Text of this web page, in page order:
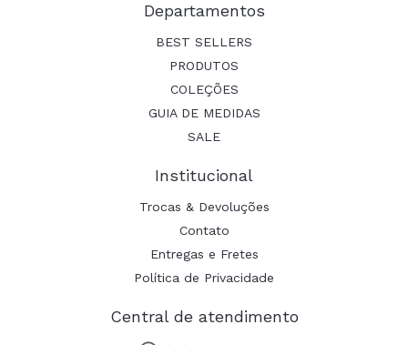
Departamentos
BEST SELLERS
PRODUTOS
COLEÇÕES
GUIA DE MEDIDAS
SALE
Institucional
Trocas & Devoluções
Contato
Entregas e Fretes
Política de Privacidade
Central de atendimento